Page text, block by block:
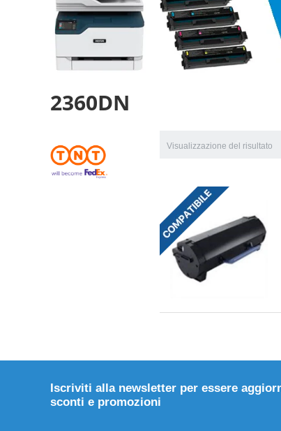
2360DN
Visualizzazione del risultato
Iscriviti alla newsletter per essere
sconti e promozioni